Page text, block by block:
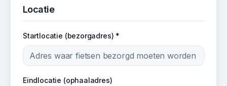
Locatie
Startlocatie (bezorgadres) *
Eindlocatie (ophaaladres)